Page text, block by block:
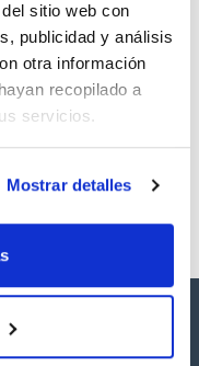
sitio web con
publicidad y análisis
otra información
recopilado a
servicios.
Mostrar detalles
Volumen
1 mL
Precio
Comprar